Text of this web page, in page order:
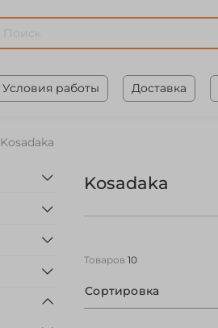
Условия работы Доставка
Kosadaka
Kosadaka
Товаров10
Сортировка